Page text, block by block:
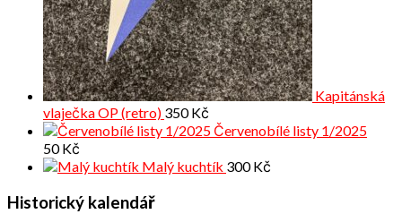
Kapitánská
vlaječka OP (retro) 350Kč
Červenobílé listy 1/2025
50Kč
Malý kuchtík 300Kč
Historický kalendář